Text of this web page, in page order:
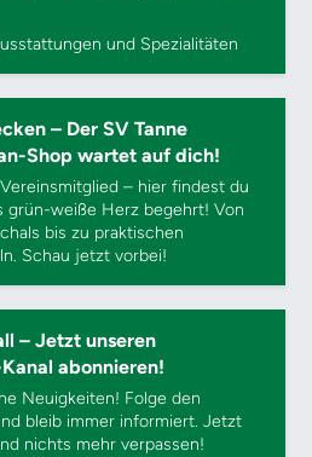
und Spezialitäten
– Der SV Tanne
Shop wartet auf dich!
– hier findest du
grün-weiße Herz begehrt! Von
bis zu praktischen
Schau jetzt vorbei!
– Jetzt unseren
abonnieren!
Neuigkeiten! Folge den
bleib immer informiert. Jetzt
nichts mehr verpassen!